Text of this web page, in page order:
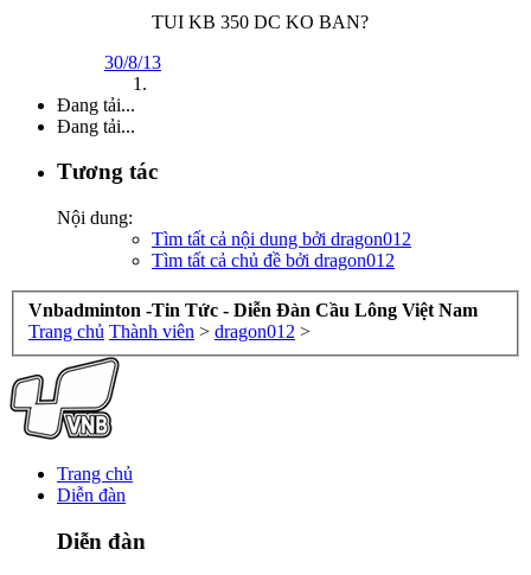
TUI KB 350 DC KO BAN?
30/8/13
Đang tải...
Đang tải...
Tương tác
Nội dung:
Tìm tất cả nội dung bởi dragon012
Tìm tất cả chủ đề bởi dragon012
Vnbadminton -Tin Tức - Diễn Đàn Cầu Lông Việt Nam
Trang chủ Thành viên > dragon012 >
Trang chủ
Diễn đàn
Diễn đàn